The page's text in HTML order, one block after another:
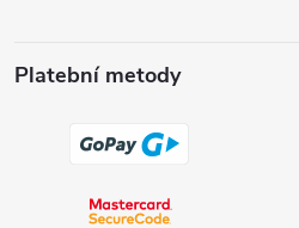
Platební metody